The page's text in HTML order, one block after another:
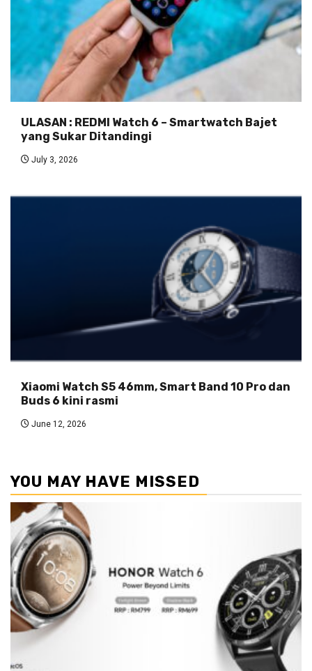
ULASAN : REDMI Watch 6 – Smartwatch Bajet
yang Sukar Ditandingi
July 3, 2026
Xiaomi Watch S5 46mm, Smart Band 10 Pro dan
Buds 6 kini rasmi
June 12, 2026
YOU MAY HAVE MISSED